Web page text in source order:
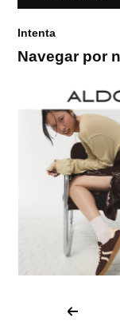
Intenta
Navegar por